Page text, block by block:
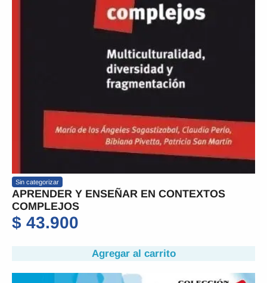
Sin categorizar
APRENDER Y ENSEÑAR EN CONTEXTOS
COMPLEJOS
$ 43.900
Agregar al carrito